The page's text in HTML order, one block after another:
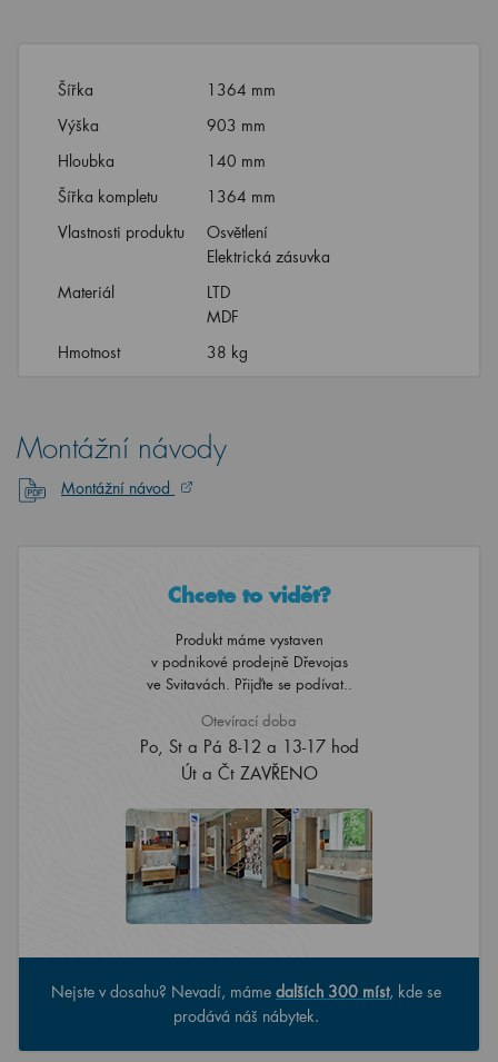
Šířka
1364 mm
Výška
903 mm
Hloubka
140 mm
Šířka kompletu
1364 mm
Vlastnosti produktu
Osvětlení
Elektrická zásuvka
Materiál
LTD
MDF
Hmotnost
38 kg
Montážní návody
Montážní návod
Chcete to vidět?
Produkt máme vystaven
v podnikové prodejně Dřevojas
ve Svitavách. Přijďte se podívat..
Otevírací doba
Po, St a Pá 8-12 a 13-17 hod
Út a Čt ZAVŘENO
Nejste v dosahu? Nevadí, máme dalších 300 míst, kde se
prodává náš nábytek.